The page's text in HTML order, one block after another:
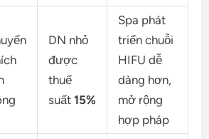
DN nhỏ
được
thuế
suất15%
Spa phát
triển chuỗi
HIFU dễ
dàng hơn,
mở rộng
hợp pháp